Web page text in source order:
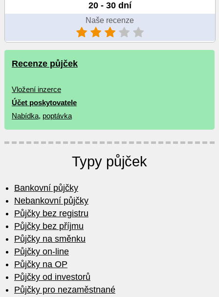
20 - 30 dní
Naše recenze
Recenze půjček
Vložení inzerce
Účet poskytovatele
Nabídka, poptávka
Typy půjček
Bankovní půjčky
Nebankovní půjčky
Půjčky bez registru
Půjčky bez příjmu
Půjčky na směnku
Půjčky on-line
Půjčky na OP
Půjčky od investorů
Půjčky pro nezaměstnané